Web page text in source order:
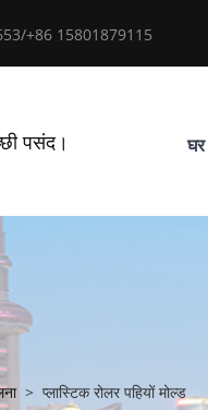
+86 15801879115
घर
पसंद।
> प्लास्टिक रोलर पहियों मोल्ड